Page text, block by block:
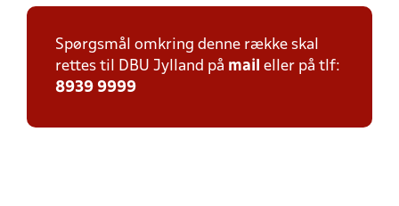
Spørgsmål omkring denne række skal
rettes til DBU Jylland på mail eller på tlf:
8939 9999